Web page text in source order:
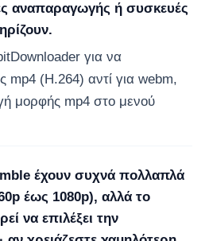
αναπαραγωγής ή συσκευές
για να
(H.264) αντί για webm,
μορφής mp4 στο μενού
έχουν συχνά πολλαπλά
έως 1080p), αλλά το
να επιλέξει την